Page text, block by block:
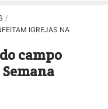
/
IGREJAS NA
campo